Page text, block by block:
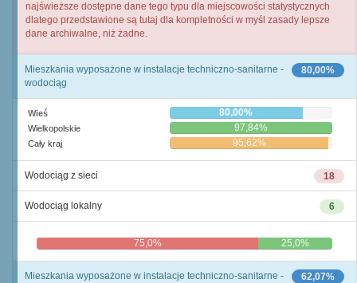
najświeższe dostępne dane tego typu dla miejscowości statystycznych
dlatego przedstawione są tutaj dla kompletności w myśl zasady lepsze
dane archiwalne, niż żadne.
80,00%
Mieszkania wyposażone w instalacje techniczno-sanitarne -
wodociąg
Wieś 80,00%
Wielkopolskie 97,84%
Cały kraj 95,62%
18
Wodociąg z sieci
6
Wodociąg lokalny
75,0% 25,0%
62,07%
Mieszkania wyposażone w instalacje techniczno-sanitarne -